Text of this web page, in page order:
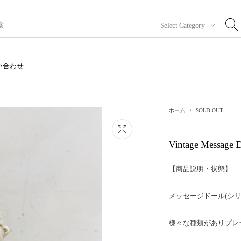
Select Category
合わせ
ホーム / SOLD OUT
Vintage Message
【商品説明・状態】
メッセージドール(シ
様々な種類がありプレ